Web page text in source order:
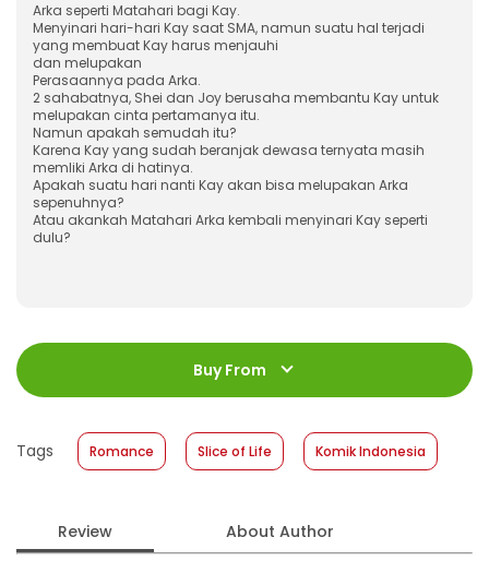
Arka seperti Matahari bagi Kay.
Menyinari hari-hari Kay saat SMA, namun suatu hal terjadi
yang membuat Kay harus menjauhi
dan melupakan
Perasaannya pada Arka.
2 sahabatnya, Shei dan Joy berusaha membantu Kay untuk
melupakan cinta pertamanya itu.
Namun apakah semudah itu?
Karena Kay yang sudah beranjak dewasa ternyata masih
memliki Arka di hatinya.
Apakah suatu hari nanti Kay akan bisa melupakan Arka
sepenuhnya?
Atau akankah Matahari Arka kembali menyinari Kay seperti
dulu?
ISBN :
978-623-03-1142-0
120 halaman
Size
:
13,2 cm x 20 cm
Published Date
08 May 2024
Format
Softcover
Buy From
Tags Romance Slice of Life Komik Indonesia
Review About Author